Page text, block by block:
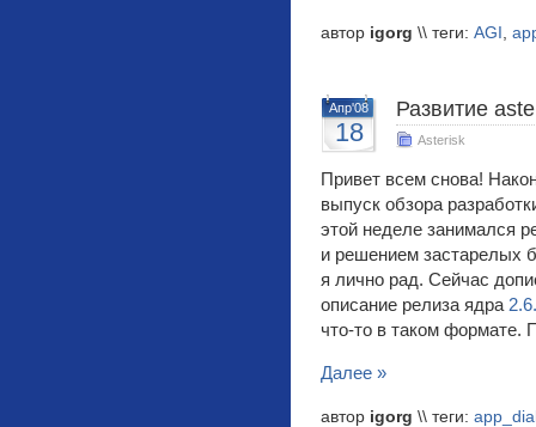
автор igorg \\ теги: AGI ,
Апр'08
18
Развитие
Asterisk
Привет всем снова!
выпуск обзора
этой неделе занимался
и решением застарелых
я лично рад. Сейчас
описание релиза ядра
что-то в таком формате.
Далее »
автор igorg \\ теги: